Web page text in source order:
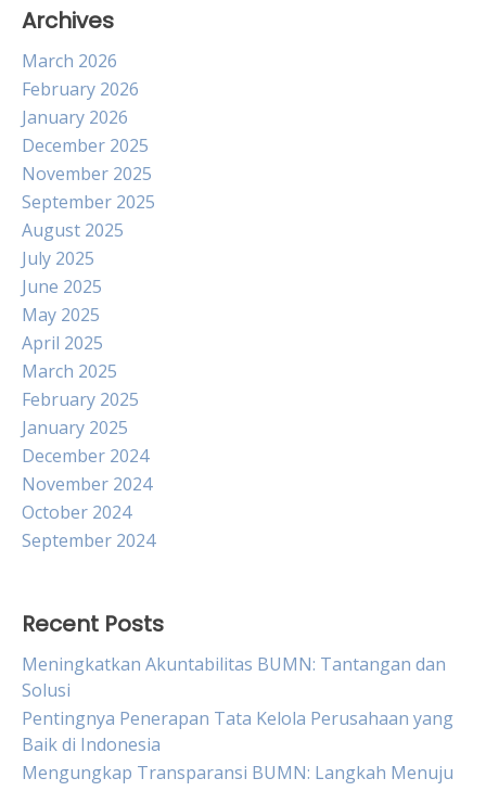
Archives
March 2026
February 2026
January 2026
December 2025
November 2025
September 2025
August 2025
July 2025
June 2025
May 2025
April 2025
March 2025
February 2025
January 2025
December 2024
November 2024
October 2024
September 2024
Recent Posts
Meningkatkan Akuntabilitas BUMN: Tantangan dan
Solusi
Pentingnya Penerapan Tata Kelola Perusahaan yang
Baik di Indonesia
Mengungkap Transparansi BUMN: Langkah Menuju